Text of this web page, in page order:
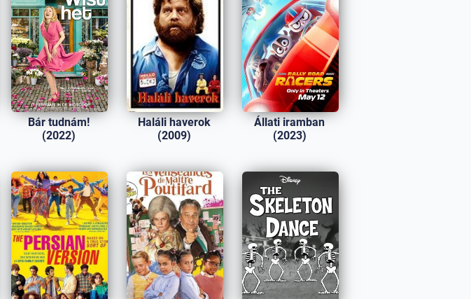
Bár tudnám!
(2022)
Haláli haverok
(2009)
Állati iramban
(2023)